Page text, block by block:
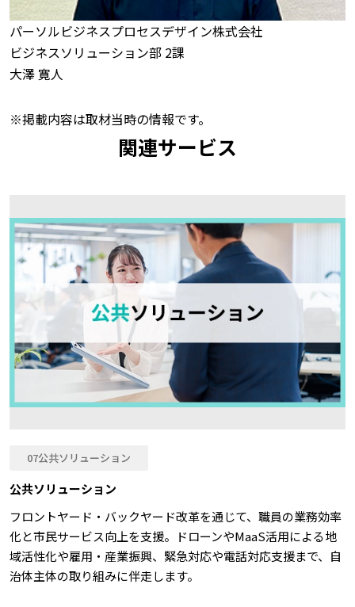
パーソルビジネスプロセスデザイン株式会社
ビジネスソリューション部 2課
大澤 寛人
※掲載内容は取材当時の情報です。
関連サービス
07公共ソリューション
公共ソリューション​
フロントヤード・バックヤード改革を通じて、職員の業務効率
化と市民サービス向上を支援。ドローンやMaaS活用による地
域活性化や雇用・産業振興、緊急対応や電話対応支援まで、自
治体主体の取り組みに伴走します。​